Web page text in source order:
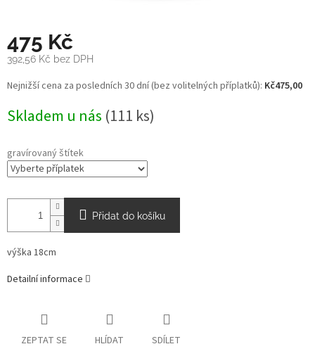
475 Kč
392,56 Kč bez DPH
Měrná
cena:
Nejnižší cena za posledních 30 dní (bez volitelných příplatků): Kč475,00
Skladem u nás (111 ks)
gravírovaný štítek
Přidat do košíku
výška 18cm
Detailní informace
ZEPTAT SE HLÍDAT SDÍLET